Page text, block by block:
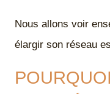
Nous allons voir
élargir son réseau